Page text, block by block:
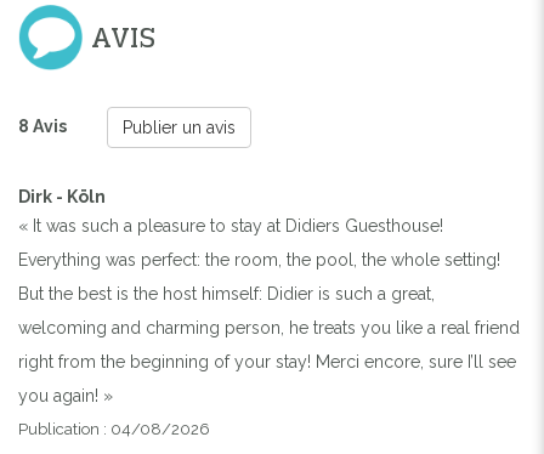
AVIS
8 Avis Publier un avis
Dirk - Köln
« It was such a pleasure to stay at Didiers Guesthouse!
Everything was perfect: the room, the pool, the whole setting!
But the best is the host himself: Didier is such a great,
welcoming and charming person, he treats you like a real friend
right from the beginning of your stay! Merci encore, sure I’ll see
you again! »
Publication : 04/08/2026